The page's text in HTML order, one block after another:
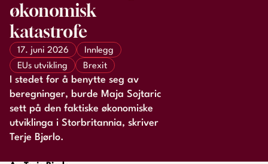
økonomisk
katastrofe
17. juni 2026
Innlegg
EUs utvikling
Brexit
I stedet for å benytte seg av
beregninger, burde Maja Sojtaric
sett på den faktiske økonomiske
utviklinga i Storbritannia, skriver
Terje Bjørlo.